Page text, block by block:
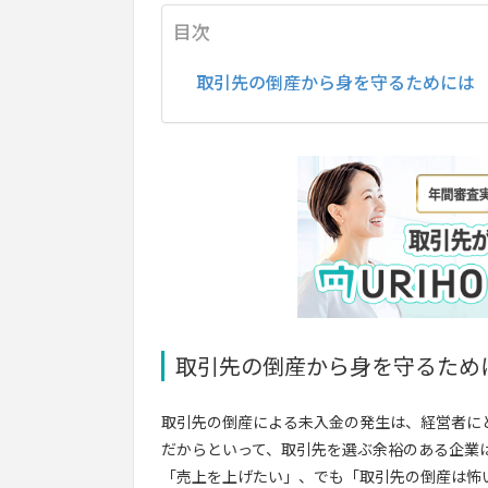
目次
取引先の倒産から身を守るためには
取引先の倒産から身を守るため
取引先の倒産による未入金の発生は、経営者に
だからといって、取引先を選ぶ余裕のある企
「売上を上げたい」、でも「取引先の倒産は